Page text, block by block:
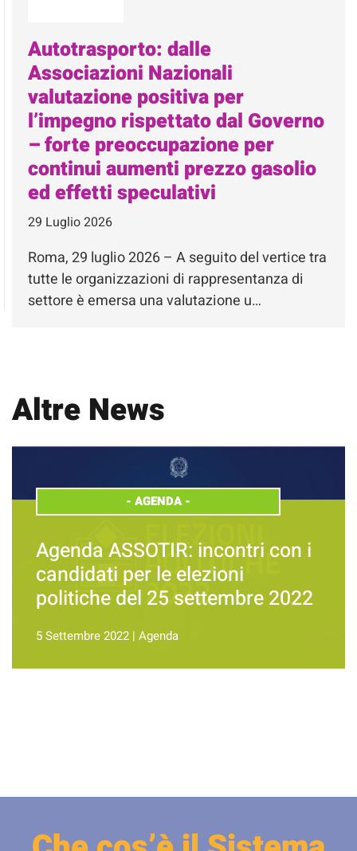
Autotrasporto: dalle
Associazioni Nazionali
valutazione positiva per
l’impegno rispettato dal Governo
– forte preoccupazione per
continui aumenti prezzo gasolio
ed effetti speculativi
29 Luglio 2026
Roma, 29 luglio 2026 – A seguito del vertice tra
tutte le organizzazioni di rappresentanza di
settore è emersa una valutazione u…
Altre News
- AGENDA-
Agenda ASSOTIR: incontri con i
candidati per le elezioni
politiche del 25 settembre 2022
5 Settembre 2022 | Agenda